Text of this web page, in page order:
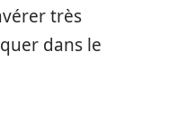
très
dans le